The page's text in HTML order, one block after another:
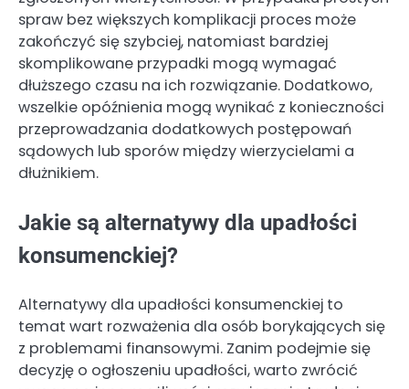
spraw bez większych komplikacji proces może
zakończyć się szybciej, natomiast bardziej
skomplikowane przypadki mogą wymagać
dłuższego czasu na ich rozwiązanie. Dodatkowo,
wszelkie opóźnienia mogą wynikać z konieczności
przeprowadzania dodatkowych postępowań
sądowych lub sporów między wierzycielami a
dłużnikiem.
Jakie są alternatywy dla upadłości
konsumenckiej?
Alternatywy dla upadłości konsumenckiej to
temat wart rozważenia dla osób borykających się
z problemami finansowymi. Zanim podejmie się
decyzję o ogłoszeniu upadłości, warto zwrócić